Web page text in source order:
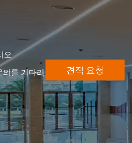
오
의를 기다리
견적 요청